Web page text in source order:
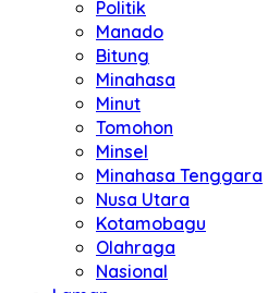
Politik
Manado
Bitung
Minahasa
Minut
Tomohon
Minsel
Minahasa Tenggara
Nusa Utara
Kotamobagu
Olahraga
Nasional